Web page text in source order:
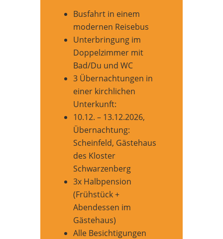
Busfahrt in einem
modernen Reisebus
Unterbringung im
Doppelzimmer mit
Bad/Du und WC
3 Übernachtungen in
einer kirchlichen
Unterkunft:
10.12. – 13.12.2026,
Übernachtung:
Scheinfeld, Gästehaus
des Kloster
Schwarzenberg
3x Halbpension
(Frühstück +
Abendessen im
Gästehaus)
Alle Besichtigungen